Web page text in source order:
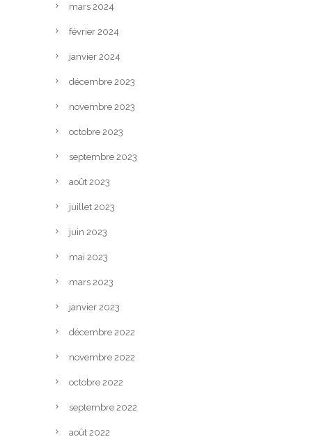
mars 2024
février 2024
janvier 2024
décembre 2023
novembre 2023
octobre 2023
septembre 2023
août 2023
juillet 2023
juin 2023
mai 2023
mars 2023
janvier 2023
décembre 2022
novembre 2022
octobre 2022
septembre 2022
août 2022